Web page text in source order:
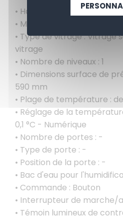
• Hauteur intérieure : 275
• Matériau de la surface de
• Type de vitrage : Vitrage
vitrage
• Nombre de niveaux : 1
• Dimensions surface de
590 mm
• Plage de température :
• Réglage de la
0,1 °C - Numérique
• Nombre de portes : -
• Type de porte : -
• Position de la porte : -
• Bac d'eau pour
• Commande : Bouton
• Interrupteur de marche/
• Témoin lumineux de